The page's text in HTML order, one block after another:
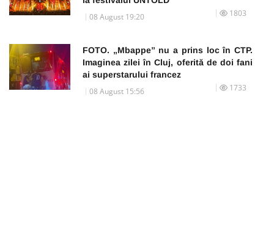
08 August 19:20 1803
FOTO. „Mbappe” nu a prins loc în CTP.
Imaginea zilei în Cluj, oferită de doi fani
ai superstarului francez
08 August 15:56 1733